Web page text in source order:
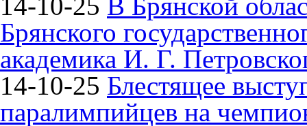
Брянского
академика И. Г.
14-10-25 Блестящее
паралимпийцев на